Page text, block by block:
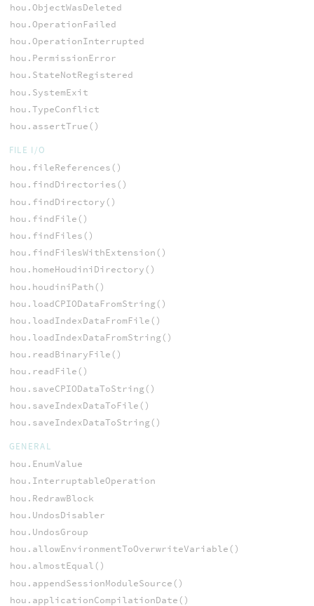
hou.ObjectWasDeleted
hou.OperationFailed
hou.OperationInterrupted
hou.PermissionError
hou.StateNotRegistered
hou.SystemExit
hou.TypeConflict
hou.assertTrue()
FILE I/O
hou.fileReferences()
hou.findDirectories()
hou.findDirectory()
hou.findFile()
hou.findFiles()
hou.findFilesWithExtension()
hou.homeHoudiniDirectory()
hou.houdiniPath()
hou.loadCPIODataFromString()
hou.loadIndexDataFromFile()
hou.loadIndexDataFromString()
hou.readBinaryFile()
hou.readFile()
hou.saveCPIODataToString()
hou.saveIndexDataToFile()
hou.saveIndexDataToString()
GENERAL
hou.EnumValue
hou.InterruptableOperation
hou.RedrawBlock
hou.UndosDisabler
hou.UndosGroup
hou.allowEnvironmentToOverwriteVariable()
hou.almostEqual()
hou.appendSessionModuleSource()
hou.applicationCompilationDate()